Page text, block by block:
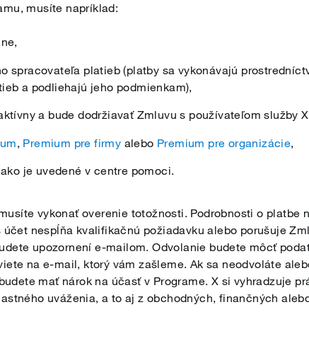
musíte napríklad:
spracovateľa platieb (platby sa vykonávajú
a podliehajú jeho podmienkam),
a bude dodržiavať Zmluvu s používateľom služby
, Premium pre firmy alebo Premium pre organizácie,
je uvedené v centre pomoci.
vykonať overenie totožnosti. Podrobnosti o platbe
nespĺňa kvalifikačnú požiadavku alebo porušuje
upozornení e-mailom. Odvolanie budete môcť
na e-mail, ktorý vám zašleme. Ak sa neodvoláte
mať nárok na účasť v Programe. X si vyhradzuje
uváženia, a to aj z obchodných, finančných